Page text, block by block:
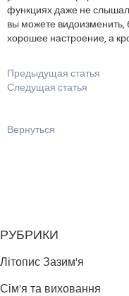
функциях даже не
вы можете видоизменить,
хорошее настроение, а
Предыдущая статья
Следущая статья
Вернуться
РУБРИКИ
Літопис Зазим'я
Сім'я та виховання